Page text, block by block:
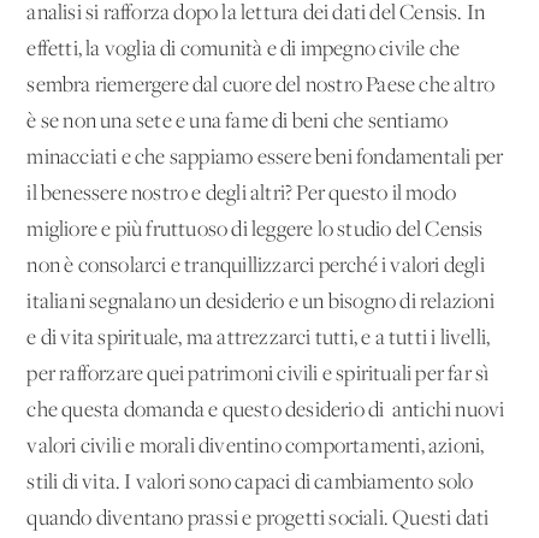
analisi si rafforza dopo la lettura dei dati del Censis. In
effetti, la voglia di comunità e di impegno civile che
sembra riemergere dal cuore del nostro Paese che altro
è se non una sete e una fame di beni che sentiamo
minacciati e che sappiamo essere beni fondamentali per
il benessere nostro e degli altri? Per questo il modo
migliore e più fruttuoso di leggere lo studio del Censis
non è consolarci e tranquillizzarci perché i valori degli
italiani segnalano un desiderio e un bisogno di relazioni
e di vita spirituale, ma attrezzarci tutti, e a tutti i livelli,
per rafforzare quei patrimoni civili e spirituali per far sì
che questa domanda e questo desiderio di antichi nuovi
valori civili e morali diventino comportamenti, azioni,
stili di vita. I valori sono capaci di cambiamento solo
quando diventano prassi e progetti sociali. Questi dati